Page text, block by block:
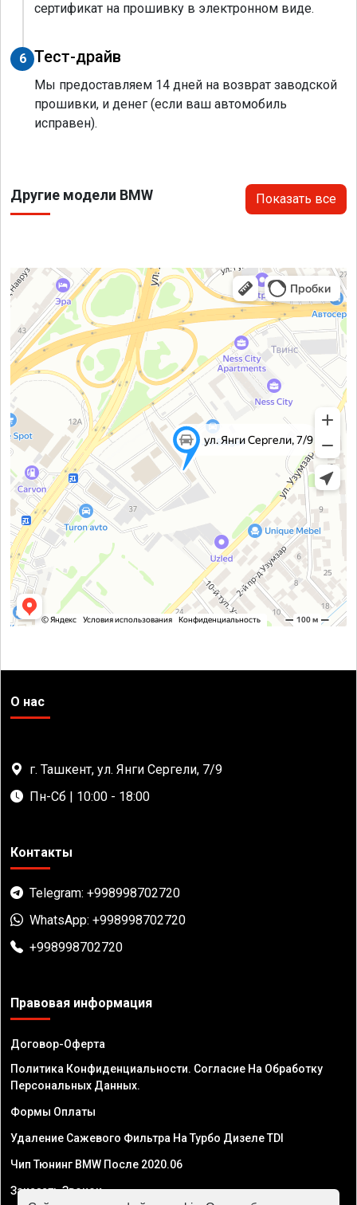
сертификат на прошивку в электронном виде.
6 Тест-драйв
Мы предоставляем 14 дней на возврат заводской
прошивки, и денег (если ваш автомобиль
исправен).
Другие модели BMW Показать все
О нас
г. Ташкент, ул. Янги Сергели, 7/9
Пн-Сб | 10:00 - 18:00
Контакты
Telegram: +998998702720
WhatsApp: +998998702720
+998998702720
Правовая информация
Договор-Оферта
Политика Конфиденциальности. Согласие На Обработку
Персональных Данных.
Формы Оплаты
Удаление Сажевого Фильтра На Турбо Дизеле TDI
Чип Тюнинг BMW После 2020.06
Заказать Звонок